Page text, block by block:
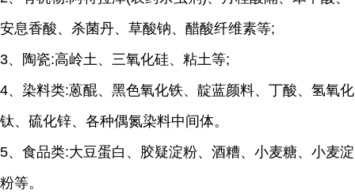
安息香酸、杀菌丹、草酸钠、醋酸纤维素等;
3、陶瓷:高岭土、三氧化硅、粘土等;
4、染料类:蒽醌、黑色氧化铁、靛蓝颜料、丁酸、氢氧化
钛、硫化锌、各种偶氮染料中间体。
5、食品类:大豆蛋白、胶疑淀粉、酒糟、小麦糖、小麦淀
粉等。